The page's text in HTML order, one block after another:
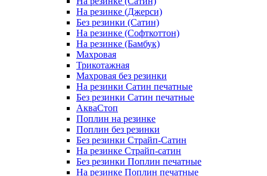
На резинке (Джерси)
Без резинки (Сатин)
На резинке (Софткоттон)
На резинке (Бамбук)
Махровая
Трикотажная
Махровая без резинки
На резинки Сатин печатные
Без резинки Сатин печатные
АкваСтоп
Поплин на резинке
Поплин без резинки
Без резинки Страйп-Сатин
На резинке Страйп-сатин
Без резинки Поплин печатные
На резинке Поплин печатные